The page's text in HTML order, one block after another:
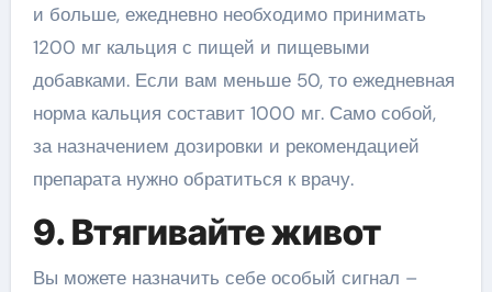
и больше, ежедневно необходимо принимать
1200 мг кальция с пищей и пищевыми
добавками. Если вам меньше 50, то ежедневная
норма кальция составит 1000 мг. Само собой,
за назначением дозировки и рекомендацией
препарата нужно обратиться к врачу.
9. Втягивайте живот
Вы можете назначить себе особый сигнал –